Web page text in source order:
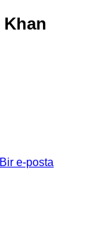
Bir e-posta